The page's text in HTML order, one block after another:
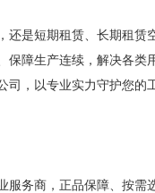
是短期租赁、长期租
障生产连续，解决各类
，以专业实力守护您的
务商，正品保障、按需